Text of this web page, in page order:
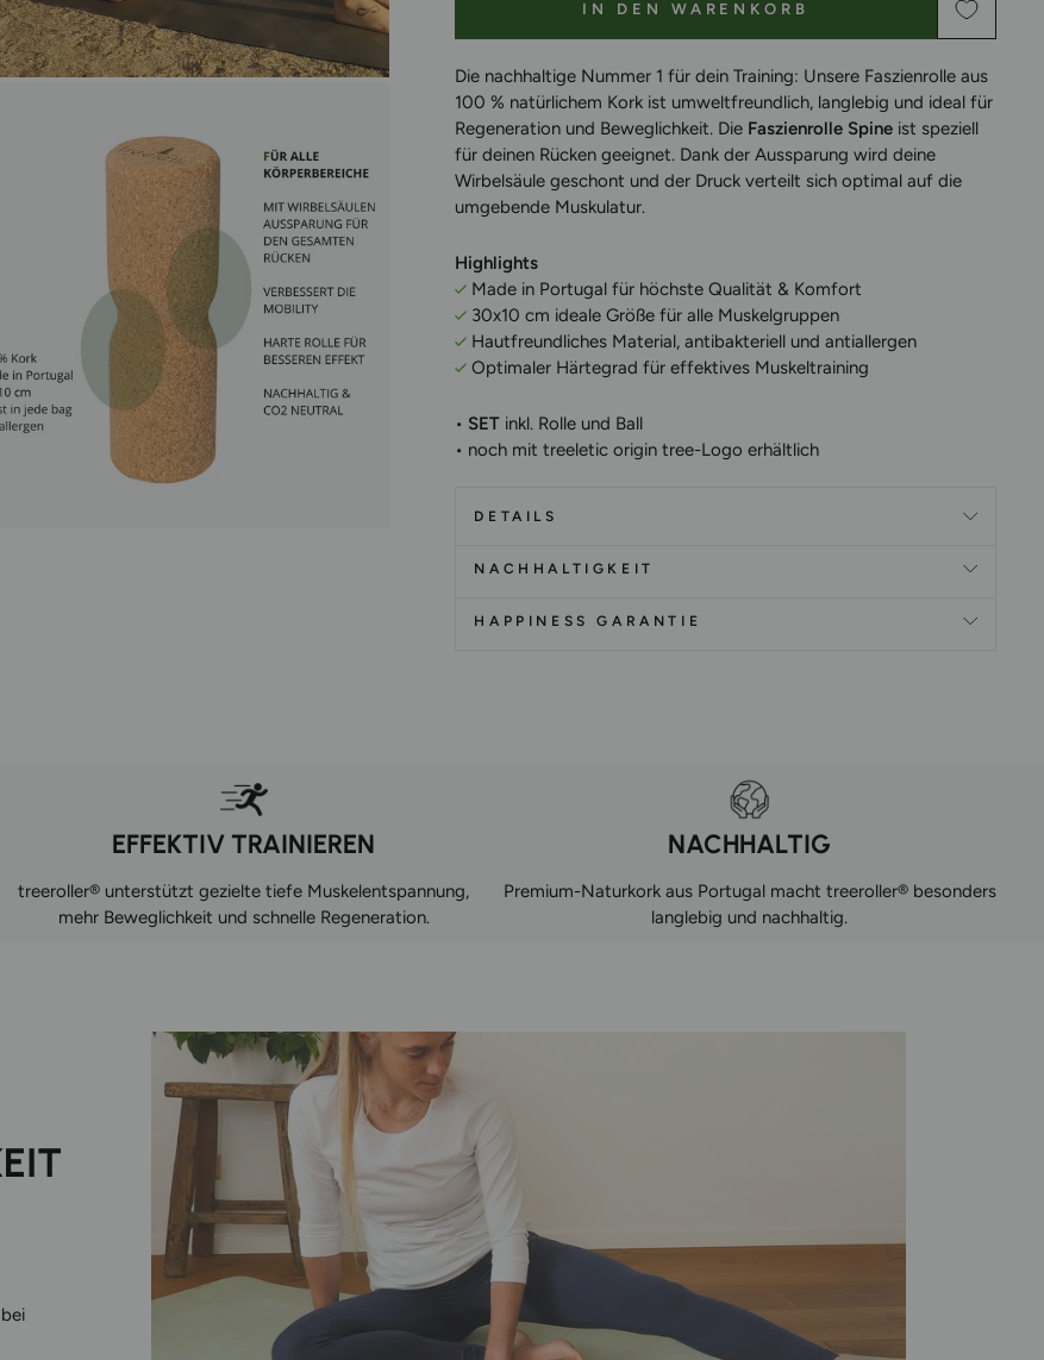
IN DEN WARENKORB
Die nachhaltige Nummer 1 für dein Training: Unsere Faszienrolle aus
100 % natürlichem Kork ist umweltfreundlich, langlebig und ideal für
Regeneration und Beweglichkeit. Die Faszienrolle Spine ist speziell
für deinen Rücken geeignet. Dank der Aussparung wird deine
Wirbelsäule geschont und der Druck verteilt sich optimal auf die
umgebende Muskulatur.
Highlights
Made in Portugal für höchste Qualität & Komfort
30x10 cm idealeGröße für alle Muskelgruppen
Hautfreundliches Material, antibakteriell und antiallergen
Optimaler Härtegrad für effektives Muskeltraining
• SET inkl. Rolle und Ball
• noch mit treeletic origin tree-Logo erhältlich
DETAILS
NACHHALTIGKEIT
HAPPINESS GARANTIE
EFFEKTIV TRAINIEREN
treeroller® unterstützt gezielte tiefe Muskelentspannung,
mehr Beweglichkeit und schnelle Regeneration.
NACHHALTIG
Premium-Naturkork aus Portugal macht treeroller® besonders
langlebig und nachhaltig.